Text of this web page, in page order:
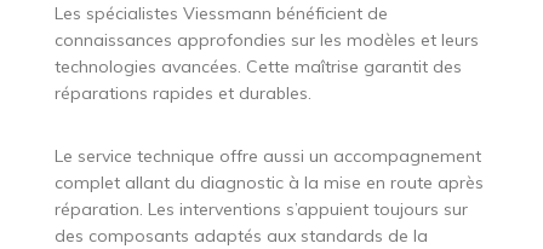
Les spécialistes Viessmann bénéficient de
connaissances approfondies sur les modèles et leurs
technologies avancées. Cette maîtrise garantit des
réparations rapides et durables.
Le service technique offre aussi un accompagnement
complet allant du diagnostic à la mise en route après
réparation. Les interventions s’appuient toujours sur
des composants adaptés aux standards de la